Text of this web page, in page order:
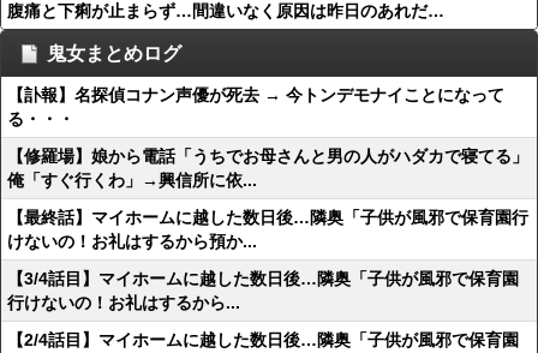
腹痛と下痢が止まらず…間違いなく原因は昨日のあれだ…
鬼女まとめログ
【訃報】名探偵コナン声優が死去 → 今トンデモナイことになって
る・・・
【修羅場】娘から電話「うちでお母さんと男の人がハダカで寝てる」
俺「すぐ行くわ」→興信所に依...
【最終話】マイホームに越した数日後…隣奥「子供が風邪で保育園行
けないの！お礼はするから預か...
【3/4話目】マイホームに越した数日後…隣奥「子供が風邪で保育園
行けないの！お礼はするから...
【2/4話目】マイホームに越した数日後…隣奥「子供が風邪で保育園